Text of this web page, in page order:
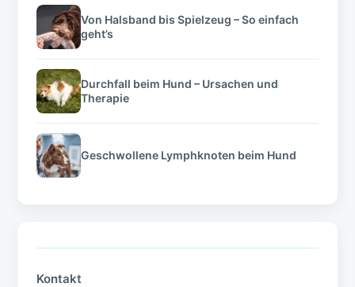
Von Halsband bis Spielzeug – So einfach
geht’s
Durchfall beim Hund – Ursachen und
Therapie
Geschwollene Lymphknoten beim Hund
Kontakt